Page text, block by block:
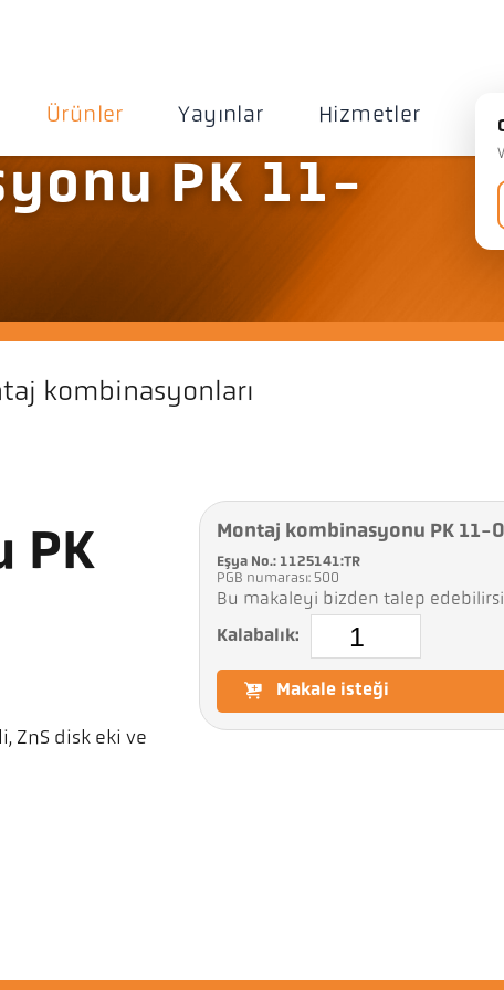
Ürünler Yayınlar Hizmetler
PK 11-
kombinasyonları
PK
ZnS disk eki ve
Montaj kombinasyonu PK 11-
Eşya No.: 1125141:TR
PGB numarası: 500
Bu makaleyi bizden talep
Kalabalık:
Makale isteği